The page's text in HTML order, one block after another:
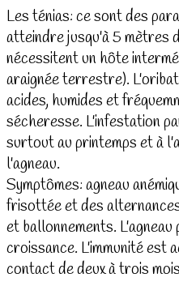
Les ténias: ce sont des
atteindre jusqu'à 5 mètres
nécessitent un hôte
araignée terrestre).
acides, humides et
sécheresse. L'infestation
surtout au printemps et à
l'agneau.
Symptômes: agneau
frisottée et des
et ballonnements.
croissance. L'immunité est
contact de deux à trois